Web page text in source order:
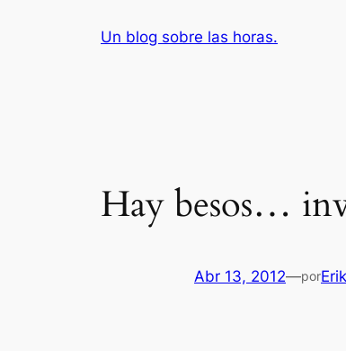
Un blog sobre las horas.
Hay besos…
Abr 13, 2012—por